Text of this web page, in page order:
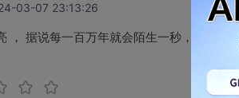
03-07 23:13:26
， 据说每一百万年就会陌生一秒，早在25